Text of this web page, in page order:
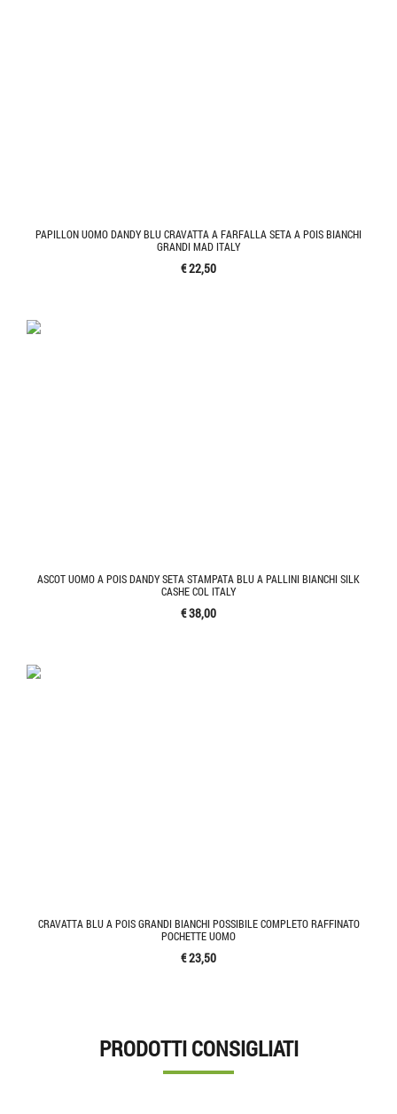
PAPILLON UOMO DANDY BLU CRAVATTA A FARFALLA SETA A POIS BIANCHI
GRANDI MAD ITALY
€ 22,50
ASCOT UOMO A POIS DANDY SETA STAMPATA BLU A PALLINI BIANCHI SILK
CASHE COL ITALY
€ 38,00
CRAVATTA BLU A POIS GRANDI BIANCHI POSSIBILE COMPLETO RAFFINATO
POCHETTE UOMO
€ 23,50
PRODOTTI CONSIGLIATI